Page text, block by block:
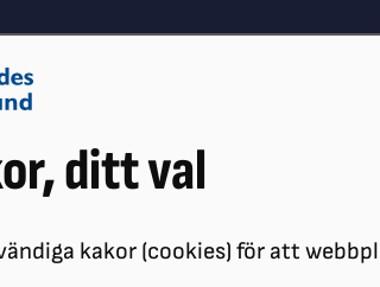
ditt val
kakor (cookies) för att
Påverkansarbete